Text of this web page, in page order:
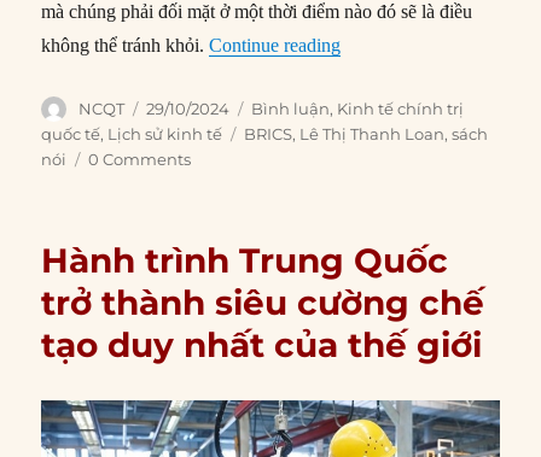
mà chúng phải đối mặt ở một thời điểm nào đó sẽ là điều
không thể tránh khỏi.Continue reading“Tại sao các nước
Author
NCQT
Posted
on
29/10/2024 Categories
Bình luận, Kinh tế chính trị
quốc tế, Lịch sử kinh tế Tags
BRICS, Lê Thị Thanh Loan,sách
nói
0 Comments
Hành trình Trung Quốc
trở thành siêu cường chế
tạo duy nhất của thế giới